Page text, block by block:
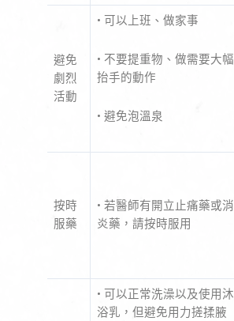
避免
劇烈
活動
• 可以上班、做家事
• 不要提重物、做需要大幅
抬手的動作
• 避免泡溫泉
按時
服藥
• 若醫師有開立止痛藥或消
炎藥，請按時服用
• 可以正常洗澡以及使用沐
浴乳，但避免用力搓揉腋